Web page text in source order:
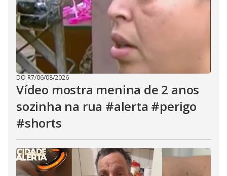
DO R7/06/08/2026
Vídeo mostra menina de 2 anos
sozinha na rua #alerta #perigo
#shorts